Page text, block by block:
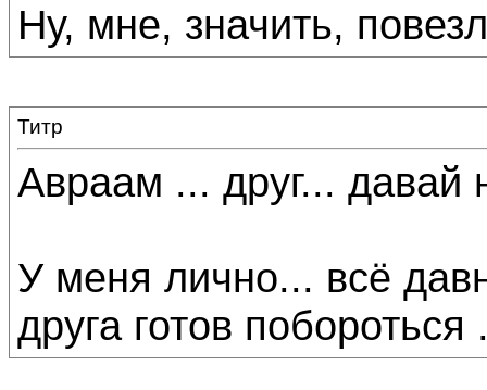
Ну, мне, значить,
Титр
Авраам ... друг... давай
У меня лично... всё
друга готов